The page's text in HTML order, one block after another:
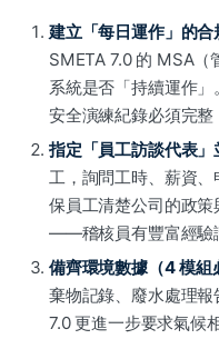
建立「每日運作」的合
SMETA 7.0 的 MSA（
系統是否「持續運作」
安全演練紀錄必須完整
指定「員工訪談代表
工，詢問工時、薪資
保員工清楚公司的政
——稽核員有豐富經驗
備齊環境數據（4 模組
棄物記錄、廢水處理
7.0 更進一步要求氣候